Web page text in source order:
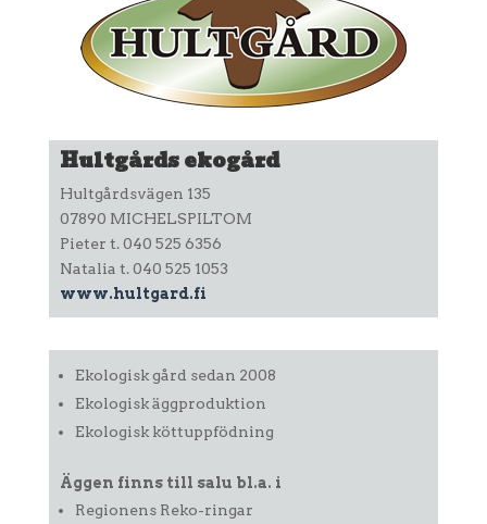
Hultgårds ekogård
Hultgårdsvägen 135
07890 MICHELSPILTOM
Pieter t. 040 525 6356
Natalia t. 040 525 1053
www.hultgard.fi
Ekologisk gård sedan 2008
Ekologisk äggproduktion
Ekologisk köttuppfödning
Äggen finns till salu bl.a. i
Regionens Reko-ringar